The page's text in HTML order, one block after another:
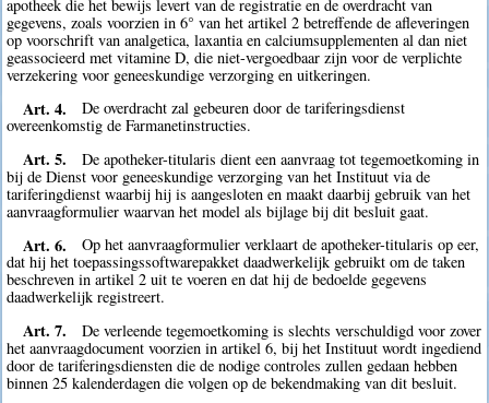
apotheek die het bewijs levert van de registratie en de overdracht van
gegevens, zoals voorzien in 6° van het artikel 2 betreffende de afleveringen
op voorschrift van analgetica, laxantia en calciumsupplementen al dan niet
geassocieerd met vitamine D, die niet-vergoedbaar zijn voor de verplichte
verzekering voor geneeskundige verzorging en uitkeringen.
Art. 4.
De overdracht zal gebeuren door de tariferingsdienst
overeenkomstig de Farmanetinstructies.
Art. 5.
De apotheker-titularis dient een aanvraag tot tegemoetkoming in
bij de Dienst voor geneeskundige verzorging van het Instituut via de
tariferingdienst waarbij hij is aangesloten en maakt daarbij gebruik van het
aanvraagformulier waarvan het model als bijlage bij dit besluit gaat.
Art. 6.
Op het aanvraagformulier verklaart de apotheker-titularis op eer,
dat hij het toepassingssoftwarepakket daadwerkelijk gebruikt om de taken
beschreven in artikel 2 uit te voeren en dat hij de bedoelde gegevens
daadwerkelijk registreert.
Art. 7.
De verleende tegemoetkoming is slechts verschuldigd voor zover
het aanvraagdocument voorzien in artikel 6, bij het Instituut wordt ingediend
door de tariferingsdiensten die de nodige controles zullen gedaan hebben
binnen 25 kalenderdagen die volgen op de bekendmaking van dit besluit.